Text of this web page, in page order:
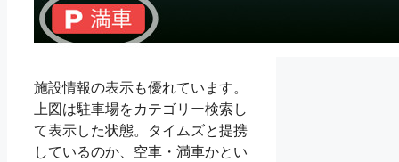
施設情報の表示も優れています。
上図は駐車場をカテゴリー検索し
て表示した状態。タイムズと提携
しているのか、空車・満車かとい